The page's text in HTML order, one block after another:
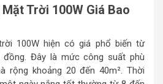
Trời 100W Giá Bao
100W hiện có giá phổ biến từ
đồng. Đây là mức công suất phù
rộng khoảng 20 đến 40m². Thời